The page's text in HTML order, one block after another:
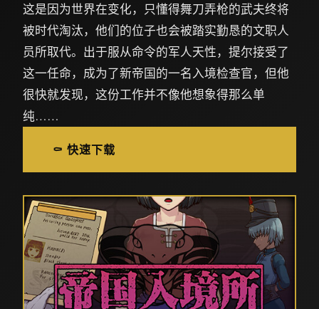
这是因为世界在变化，只懂得舞刀弄枪的武夫终将
被时代淘汰，他们的位子也会被踏实勤恳的文职人
员所取代。出于服从命令的军人天性，提尔接受了
这一任命，成为了新帝国的一名入境检查官，但他
很快就发现，这份工作并不像他想象得那么单
纯……
⚰️ 快速下载